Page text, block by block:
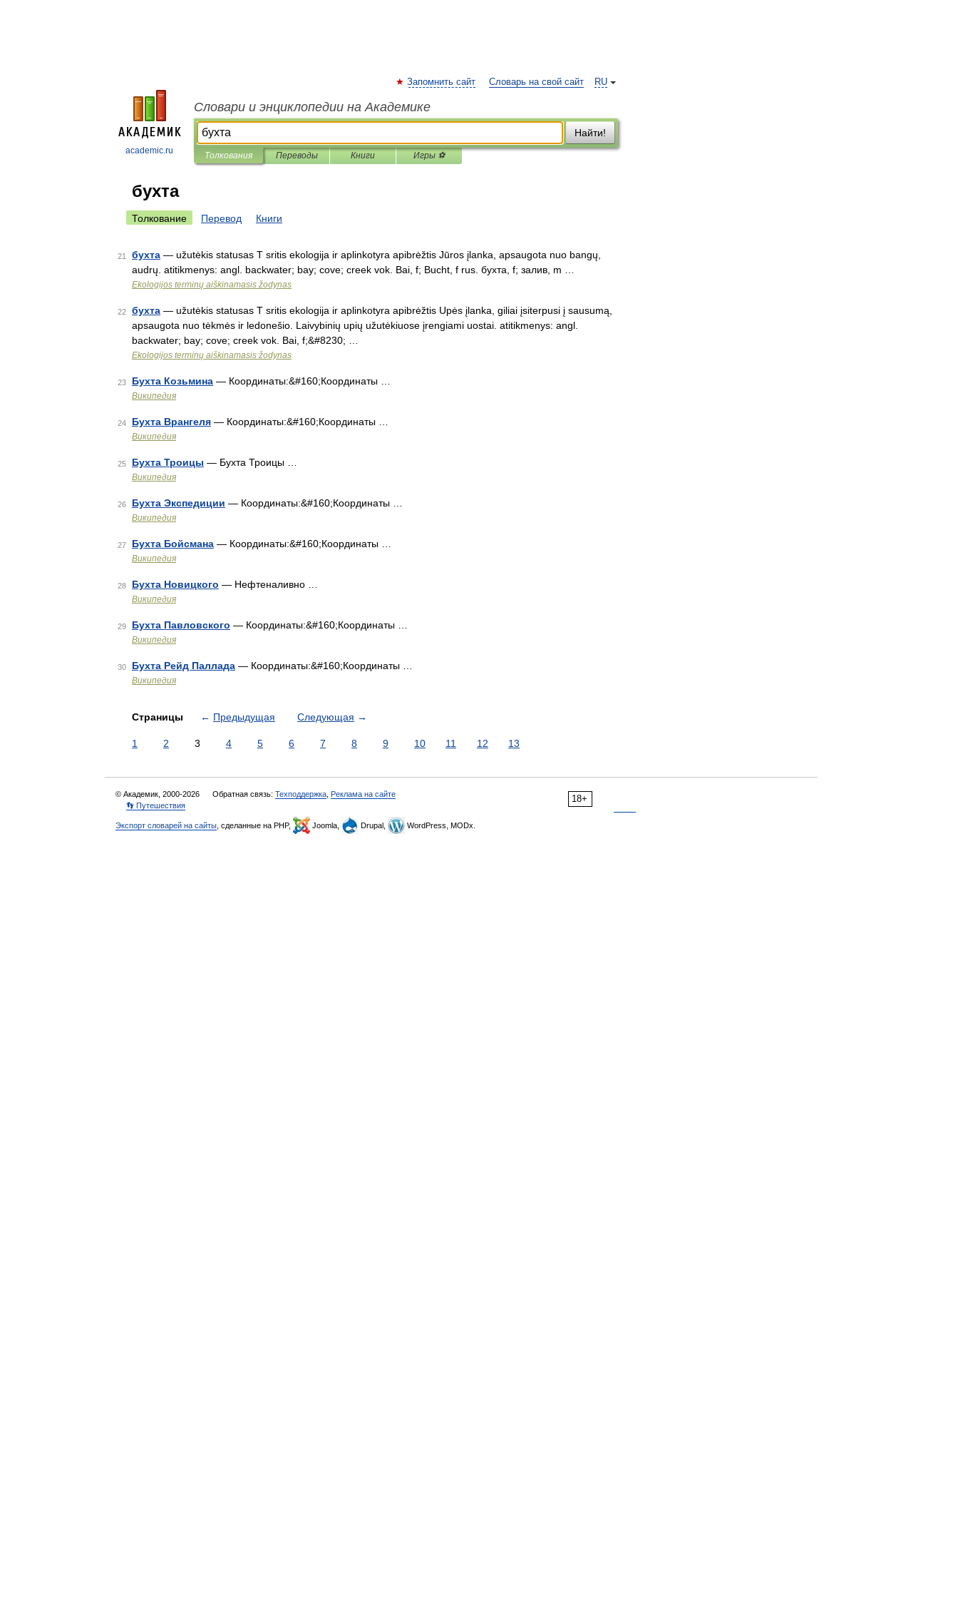
academic.ru
RU
Запомнить сайт Словарь на свой сайт
Словари и энциклопедии на Академике
Найти!
Толкования Переводы Книги Игры ⚽
бухта
Толкование Перевод Книги
21 бухта — užutėkis statusas T sritis ekologija ir aplinkotyra apibrėžtis Jūros įlanka, apsaugota nuo bangų,
audrų. atitikmenys: angl. backwater; bay; cove; creek vok. Bai, f; Bucht, f rus. бухта, f; залив, m …
Ekologijos terminų aiškinamasis žodynas
22 бухта — užutėkis statusas T sritis ekologija ir aplinkotyra apibrėžtis Upės įlanka, giliai įsiterpusi į sausumą,
apsaugota nuo tėkmės ir ledonešio. Laivybinių upių užutėkiuose įrengiami uostai. atitikmenys: angl.
backwater; bay; cove; creek vok. Bai, f;&#8230; …
Ekologijos terminų aiškinamasis žodynas
23 Бухта Козьмина — Координаты:&#160;Координаты …
Википедия
24 Бухта Врангеля — Координаты:&#160;Координаты …
Википедия
25 Бухта Троицы — Бухта Троицы …
Википедия
26 Бухта Экспедиции — Координаты:&#160;Координаты …
Википедия
27 Бухта Бойсмана — Координаты:&#160;Координаты …
Википедия
28 Бухта Новицкого — Нефтеналивно …
Википедия
29 Бухта Павловского — Координаты:&#160;Координаты …
Википедия
30 Бухта Рейд Паллада — Координаты:&#160;Координаты …
Википедия
Страницы ← Предыдущая Следующая →
1 2 3 4 5 6 7 8 9 10 11 12 13
18+
© Академик, 2000-2026 Обратная связь: Техподдержка Реклама на сайте
👣 Путешествия
Экспорт словарей на сайты , сделанные на PHP, Joomla, Drupal, WordPress, MODx.